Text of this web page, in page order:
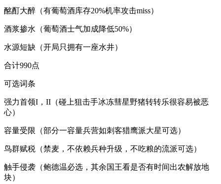
酩酊大醉（有葡萄酒库存20%机率攻击miss）
酒浆掺水（葡萄酒士气加成降低50%）
水源短缺（开局只拥有一座水井）
合计990点
可选词条
强力首领I，II（碰上狙击手冰冻彗星野猪转转乐很容易被恶
心）
容量受限（部分一容量兵营如刺客猎鹰派大星可选）
鸟群赋税（禁麦，不依赖兵种升级，不吃粮的流派可选）
触手侵袭（鲍德温必选，其余国王看是否有时间出农解放地
块）